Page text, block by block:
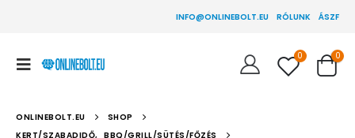
INFO@ONLINEBOLT.EU RÓLUNK ÁSZF
0 0
ONLINEBOLT.EU
SHOP
KERT/SZABADIDŐ, BBQ/GRILL/SÜTÉS/FŐZÉS